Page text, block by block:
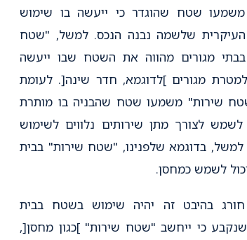
משמעו שטח שהוגדר כי ייעשה בו שימוש
שלשמה נבנה הנכס. למשל, "שטח
בבתי מגורים מהווה את השטח שבו ייעשה
מגורים ]לדוגמא, חדר שינה[. לעומת
שירות" משמעו שטח שהבניה בו מותרת
לצורך מתן שירותים נלווים לשימוש
למשל, בדוגמא שלפנינו, "שטח שירות" בבית
לשמש כמחסן.
בהיבט זה יהיה שימוש בשטח בבית
שנקבע כי ייחשב "שטח שירות" ]כגון מחסן[,